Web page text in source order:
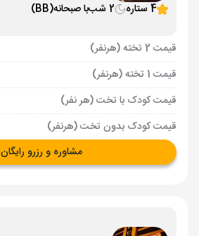
4 ستاره
2 شب با صبحانه(BB)
قیمت 2 تخته (هرنفر)
قیمت 1 تخته (هرنفر)
قیمت کودک با تخت (هر نفر)
قیمت کودک بدون تخت (هرنفر)
مشاوره و رزرو رایگان